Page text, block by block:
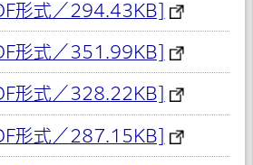
形式／294.43KB]
形式／351.99KB]
形式／328.22KB]
形式／287.15KB]